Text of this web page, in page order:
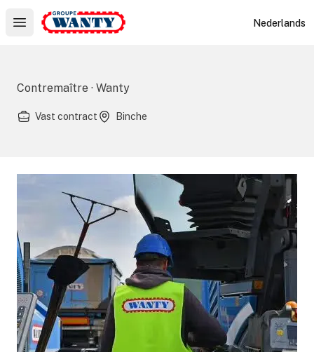
Open main menu
Le Groupe Wanty Nederlands
Contremaître · Wanty
Vast contract Binche